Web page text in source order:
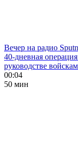
Вечер на радио
40-дневная
руководстве
00:04
50 мин